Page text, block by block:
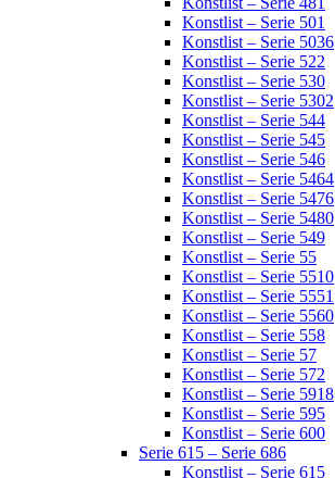
Konstlist – Serie 501
Konstlist – Serie 5036
Konstlist – Serie 522
Konstlist – Serie 530
Konstlist – Serie 5302
Konstlist – Serie 544
Konstlist – Serie 545
Konstlist – Serie 546
Konstlist – Serie 5464
Konstlist – Serie 5476
Konstlist – Serie 5480
Konstlist – Serie 549
Konstlist – Serie 55
Konstlist – Serie 5510
Konstlist – Serie 5551
Konstlist – Serie 5560
Konstlist – Serie 558
Konstlist – Serie 57
Konstlist – Serie 572
Konstlist – Serie 5918
Konstlist – Serie 595
Konstlist – Serie 600
Serie 615 – Serie 686
Konstlist – Serie 615